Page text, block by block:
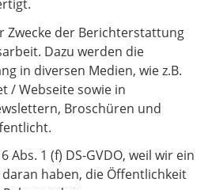
l
d
Zwecke der Berichterstattung
Dazu werden die
in diversen Medien, wie z.B.
/ Webseite sowie in
Broschüren und
Abs. 1 (f) DS-GVDO, weil wir ein
haben, die Öffentlichkeit